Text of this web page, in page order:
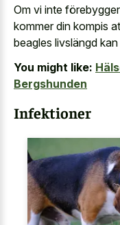
Om vi inte
kommer din kompis
beagles livslängd
You might like:
Bergshunden
Infektioner